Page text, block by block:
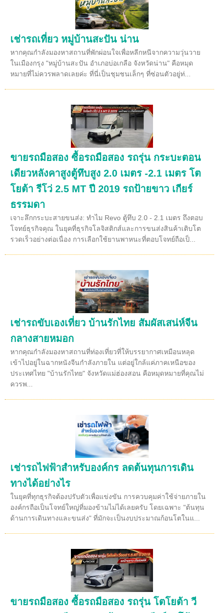
เช่ารถเที่ยว หมู่บ้านสะปัน น่าน
หากคุณกำลังมองหาสถานที่พักผ่อนใจเพื่อหลีกหนีจากความวุ่นวาย
ในเมืองกรุง "หมู่บ้านสะปัน อำเภอบ่อเกลือ จังหวัดน่าน" คือหมุด
หมายที่ไม่ควรพลาดเลยค่ะ ที่นี่เป็นชุมชนเล็กๆ ที่ซ่อนตัวอยู่ท่...
ขายรถมือสอง ซื้อรถมือสอง รถรุ่น กระบะตอน
เดียวหลังคาสูงตู้ทึบสูง 2.0 เมตร -2.1 เมตร โต
โยต้า รีโว่ 2.5 MT ปี 2019 รถป้ายขาว เกียร์
ธรรมดา
เจาะลึกกระบะสายขนส่ง: ทำไม Revo ตู้ทึบ 2.0 - 2.1 เมตร ถึงตอบ
โจทย์ธุรกิจคุณ ในยุคที่ธุรกิจโลจิสติกส์และการขนส่งสินค้าเติบโต
รวดเร็วอย่างต่อเนื่อง การเลือกใช้ยานพาหนะที่ตอบโจทย์ถือเป็...
เช่ารถขับเองเที่ยว บ้านรักไทย สัมผัสเสน่ห์จีน
กลางสายหมอก
หากคุณกำลังมองหาสถานที่ท่องเที่ยวที่ให้บรรยากาศเหมือนหลุด
เข้าไปอยู่ในฉากหนังจีนกำลังภายใน แต่อยู่ใกล้แค่ภาคเหนือของ
ประเทศไทย "บ้านรักไทย" จังหวัดแม่ฮ่องสอน คือหมุดหมายที่คุณไม่
ควรพ...
เช่ารถไฟฟ้าสำหรับองค์กร ลดต้นทุนการเดิน
ทางได้อย่างไร
ในยุคที่ทุกธุรกิจต้องปรับตัวเพื่อแข่งขัน การควบคุมค่าใช้จ่ายภายใน
องค์กรถือเป็นโจทย์ใหญ่ที่มองข้ามไม่ได้เลยครับ โดยเฉพาะ "ต้นทุน
ด้านการเดินทางและขนส่ง" ที่มักจะเป็นงบประมาณก้อนโตในแ...
ขายรถมือสอง ซื้อรถมือสอง รถรุ่น โตโยต้า วี